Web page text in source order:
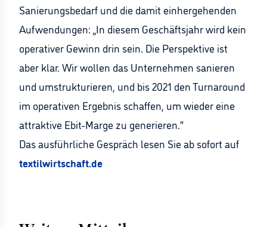
Sanierungsbedarf und die damit einhergehenden
Aufwendungen: „In diesem Geschäftsjahr wird kein
operativer Gewinn drin sein. Die Perspektive ist
aber klar. Wir wollen das Unternehmen sanieren
und umstrukturieren, und bis 2021 den Turnaround
im operativen Ergebnis schaffen, um wieder eine
attraktive Ebit-Marge zu generieren.“
Das ausführliche Gespräch lesen Sie ab sofort auf
textilwirtschaft.de